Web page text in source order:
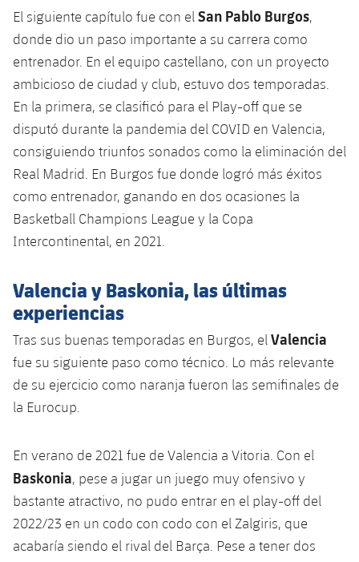
El siguiente capítulo fue con el San Pablo Burgos,
donde dio un paso importante a su carrera como
entrenador. En el equipo castellano, con un proyecto
ambicioso de ciudad y club, estuvo dos temporadas.
En la primera, se clasificó para el Play-off que se
disputó durante la pandemia del COVID en Valencia,
consiguiendo triunfos sonados como la eliminación del
Real Madrid. En Burgos fue donde logró más éxitos
como entrenador, ganando en dos ocasiones la
Basketball Champions League y la Copa
Intercontinental, en 2021.
Valencia y Baskonia, las últimas
experiencias
Tras sus buenas temporadas en Burgos, el Valencia
fue su siguiente paso como técnico. Lo más relevante
de su ejercicio como naranja fueron las semifinales de
la Eurocup.
En verano de 2021 fue de Valencia a Vitoria. Con el
Baskonia, pese a jugar un juego muy ofensivo y
bastante atractivo, no pudo entrar en el play-off del
2022/23 en un codo con codo con el Zalgiris, que
acabaría siendo el rival del Barça. Pese a tener dos